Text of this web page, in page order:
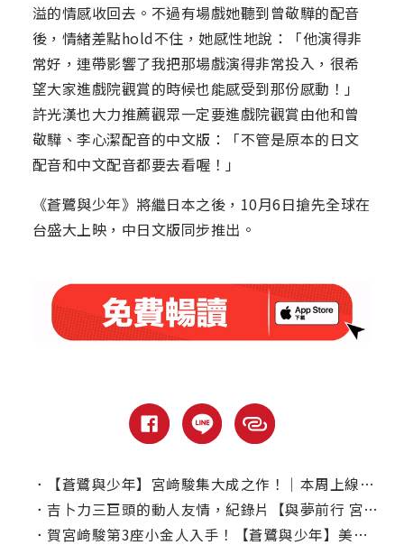
溢的情感收回去。不過有場戲她聽到曾敬驊的配音
後，情緒差點hold不住，她感性地說：「他演得非
常好，連帶影響了我把那場戲演得非常投入，很希
望大家進戲院觀賞的時候也能感受到那份感動！」
許光漢也大力推薦觀眾一定要進戲院觀賞由他和曾
敬驊、李心潔配音的中文版：「不管是原本的日文
配音和中文配音都要去看喔！」
《蒼鷺與少年》將繼日本之後，10月6日搶先全球在
台盛大上映，中日文版同步推出。
．
【蒼鷺與少年】宮﨑駿集大成之作！｜本周上線、電視首播推薦
． 吉卜力三巨頭的動人友情，紀錄片【與夢前行 宮﨑駿】5大看點
． 賀宮﨑駿第3座小金人入手！【蒼鷺與少年】美國高評價原因曝光